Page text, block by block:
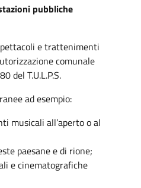
pubbliche
e trattenimenti
comunale
del T.U.L.P.S.
ad esempio:
musicali all’aperto o al
paesane e di rione;
e cinematografiche